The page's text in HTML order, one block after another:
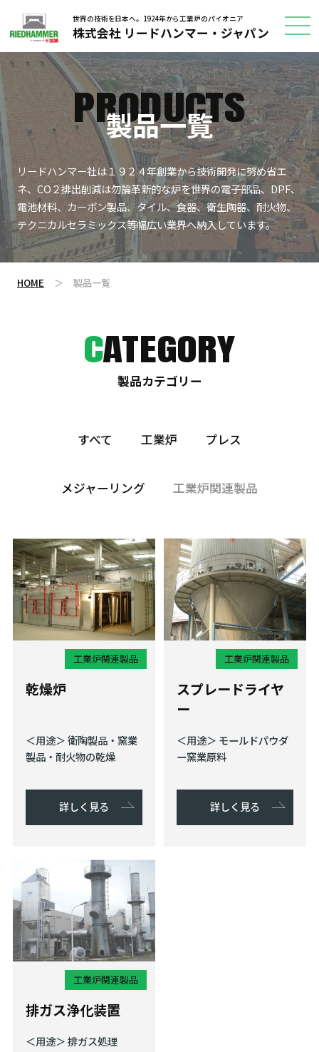
世界の技術を日本へ。1924年から工業炉のパイオニア
株式会社 リードハンマー・ジャパン
PRODUCTS
製品一覧
リードハンマー社は１９２４年創業から技術開発に努め省エ
ネ、CO２排出削減は勿論革新的な炉を世界の電子部品、DPF、
電池材料、カーボン製品、タイル、食器、衛生陶器、耐火物、
テクニカルセラミックス等幅広い業界へ納入しています。
HOME ＞ 製品一覧
CATEGORY
製品カテゴリー
すべて 工業炉 プレス
メジャーリング 工業炉関連製品
工業炉関連製品
乾燥炉
＜用途＞ 衛陶製品・窯業
製品・耐火物の乾燥
詳しく見る
工業炉関連製品
スプレードライヤ
ー
＜用途＞ モールドパウダ
ー窯業原料
詳しく見る
工業炉関連製品
排ガス浄化装置
＜用途＞ 排ガス処理